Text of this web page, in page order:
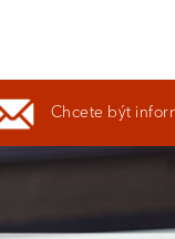
Chcete být